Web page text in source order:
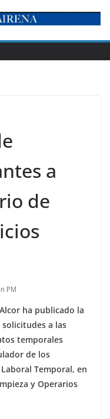
a
de
PM
ha publicado la
a las
temporales
de los
Temporal, en
y Operarios